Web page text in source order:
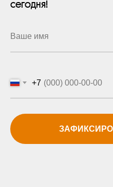
сегодня!
+7